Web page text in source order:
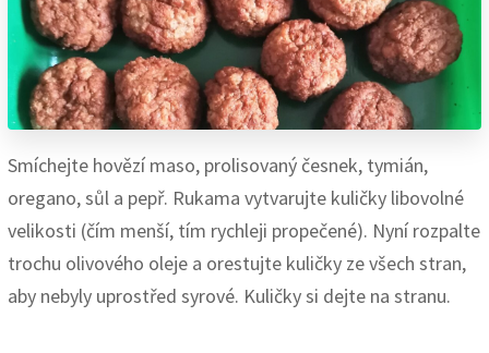
Smíchejte hovězí maso, prolisovaný česnek, tymián,
oregano, sůl a pepř. Rukama vytvarujte kuličky libovolné
velikosti (čím menší, tím rychleji propečené). Nyní rozpalte
trochu olivového oleje a orestujte kuličky ze všech stran,
aby nebyly uprostřed syrové. Kuličky si dejte na stranu.